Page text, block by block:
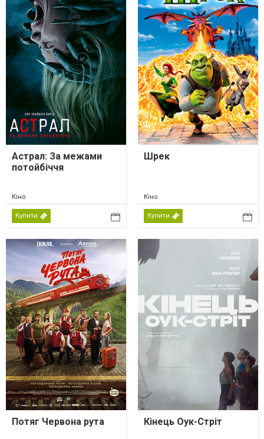
Астрал: За межами
потойбіччя
Кіно
Купити
Шрек
Кіно
Купити
Потяг Червона рута Кінець Оук-Стріт